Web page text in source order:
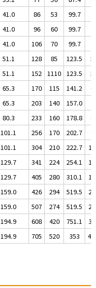
41.0 86 53 99.7
41.0 96 60 99.7
41.0 106 70 99.7
51.1 128 85 123.5
51.1 152 1110 123.5
65.3 170 115 141.2
65.3 203 140 157.0
80.3 233 160 178.8
101.1 256 170 202.7
101.1 304 210 222.7
129.7 341 224 254.1
129.7 405 280 310.1
159.0 426 294 519.5
159.0 507 274 519.5
194.9 608 420 751.1
194.9 705 520 353